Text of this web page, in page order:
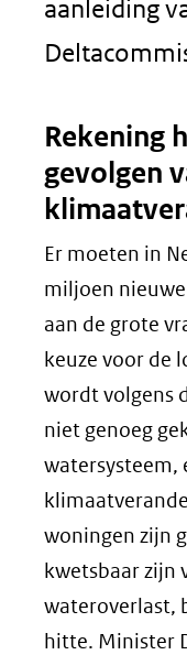
aanleiding
Rekening
gevolgen
Er moeten in
miljoen
aan de grote
keuze voor de
wordt volgens
niet genoeg
watersysteem,
woningen zijn
kwetsbaar zijn
wateroverlast,
hitte. Minister